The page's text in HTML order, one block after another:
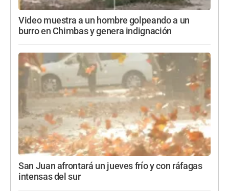
Video muestra a un hombre golpeando a un
burro en Chimbas y genera indignación
San Juan afrontará un jueves frío y con ráfagas
intensas del sur